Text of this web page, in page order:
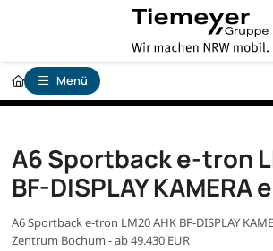
Menü
A6 Sportback e-tron
BF-DISPLAY KAMERA
A6 Sportback e-tron LM20 AHK BF-DISPLAY
Zentrum Bochum - ab 49.430 EUR